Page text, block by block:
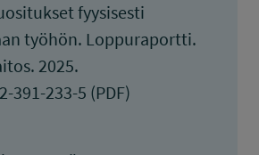
fyysisesti
työhön. Loppuraportti.
2025.
391-233-5 (PDF)